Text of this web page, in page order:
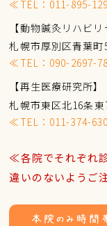
≪TEL： 011-895-
【動物鍼灸リハビリ
札幌市厚別区青葉町
≪TEL： 090-2697-
【再生医療研究所】
札幌市東区北16条
≪TEL： 011-374-
≪各院でそれぞれ
違いのないようご
本院のみ時間